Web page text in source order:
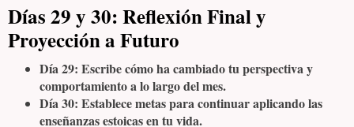
Días 29 y 30: Reflexión Final y
Proyección a Futuro
Día 29: Escribe cómo ha cambiado tu perspectiva y
comportamiento a lo largo del mes.
Día 30: Establece metas para continuar aplicando las
enseñanzas estoicas en tu vida.